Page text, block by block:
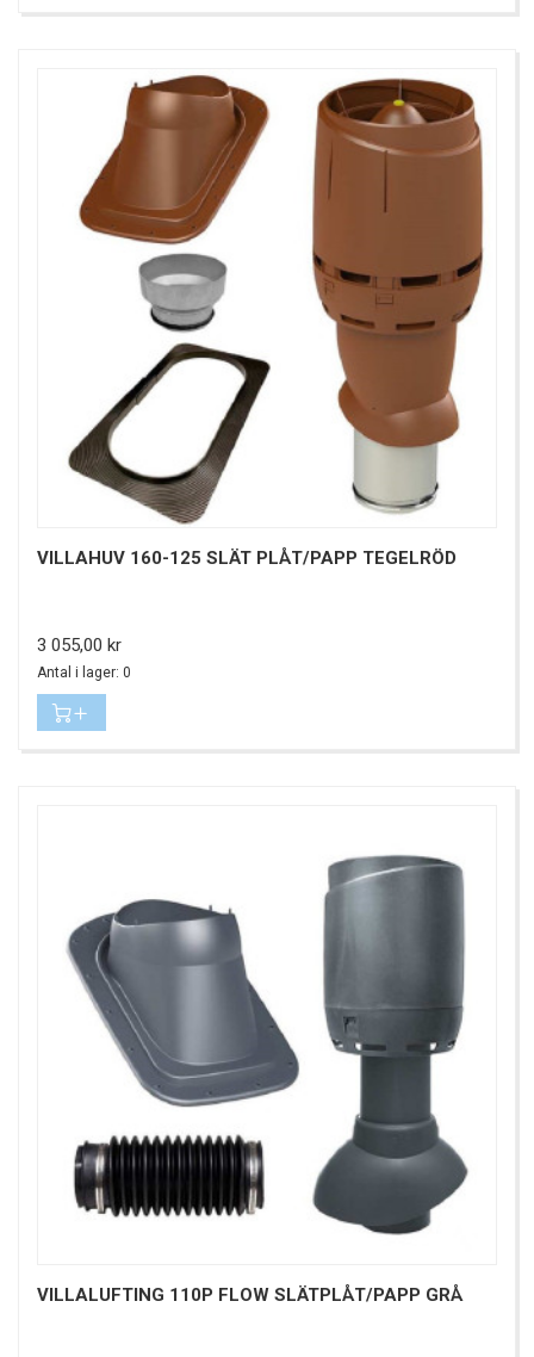
VILLAHUV 160-125 SLÄT PLÅT/PAPP TEGELRÖD
Pris
3 055,00 kr
Antal i lager: 0
VILLALUFTING 110P FLOW SLÄTPLÅT/PAPP GRÅ